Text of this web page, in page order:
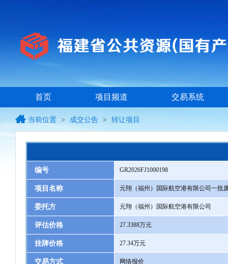
首页 项目频道 交易系统
当前位置 > 成交公告 > 转让项目
编号 GR2026FJ1000198
项目名称 元翔（福州）国际航空港有限公司一批
委托方 元翔（福州）国际航空港有限公司
评估价格 27.3388万元
挂牌价格 27.34万元
交易方式 网络报价